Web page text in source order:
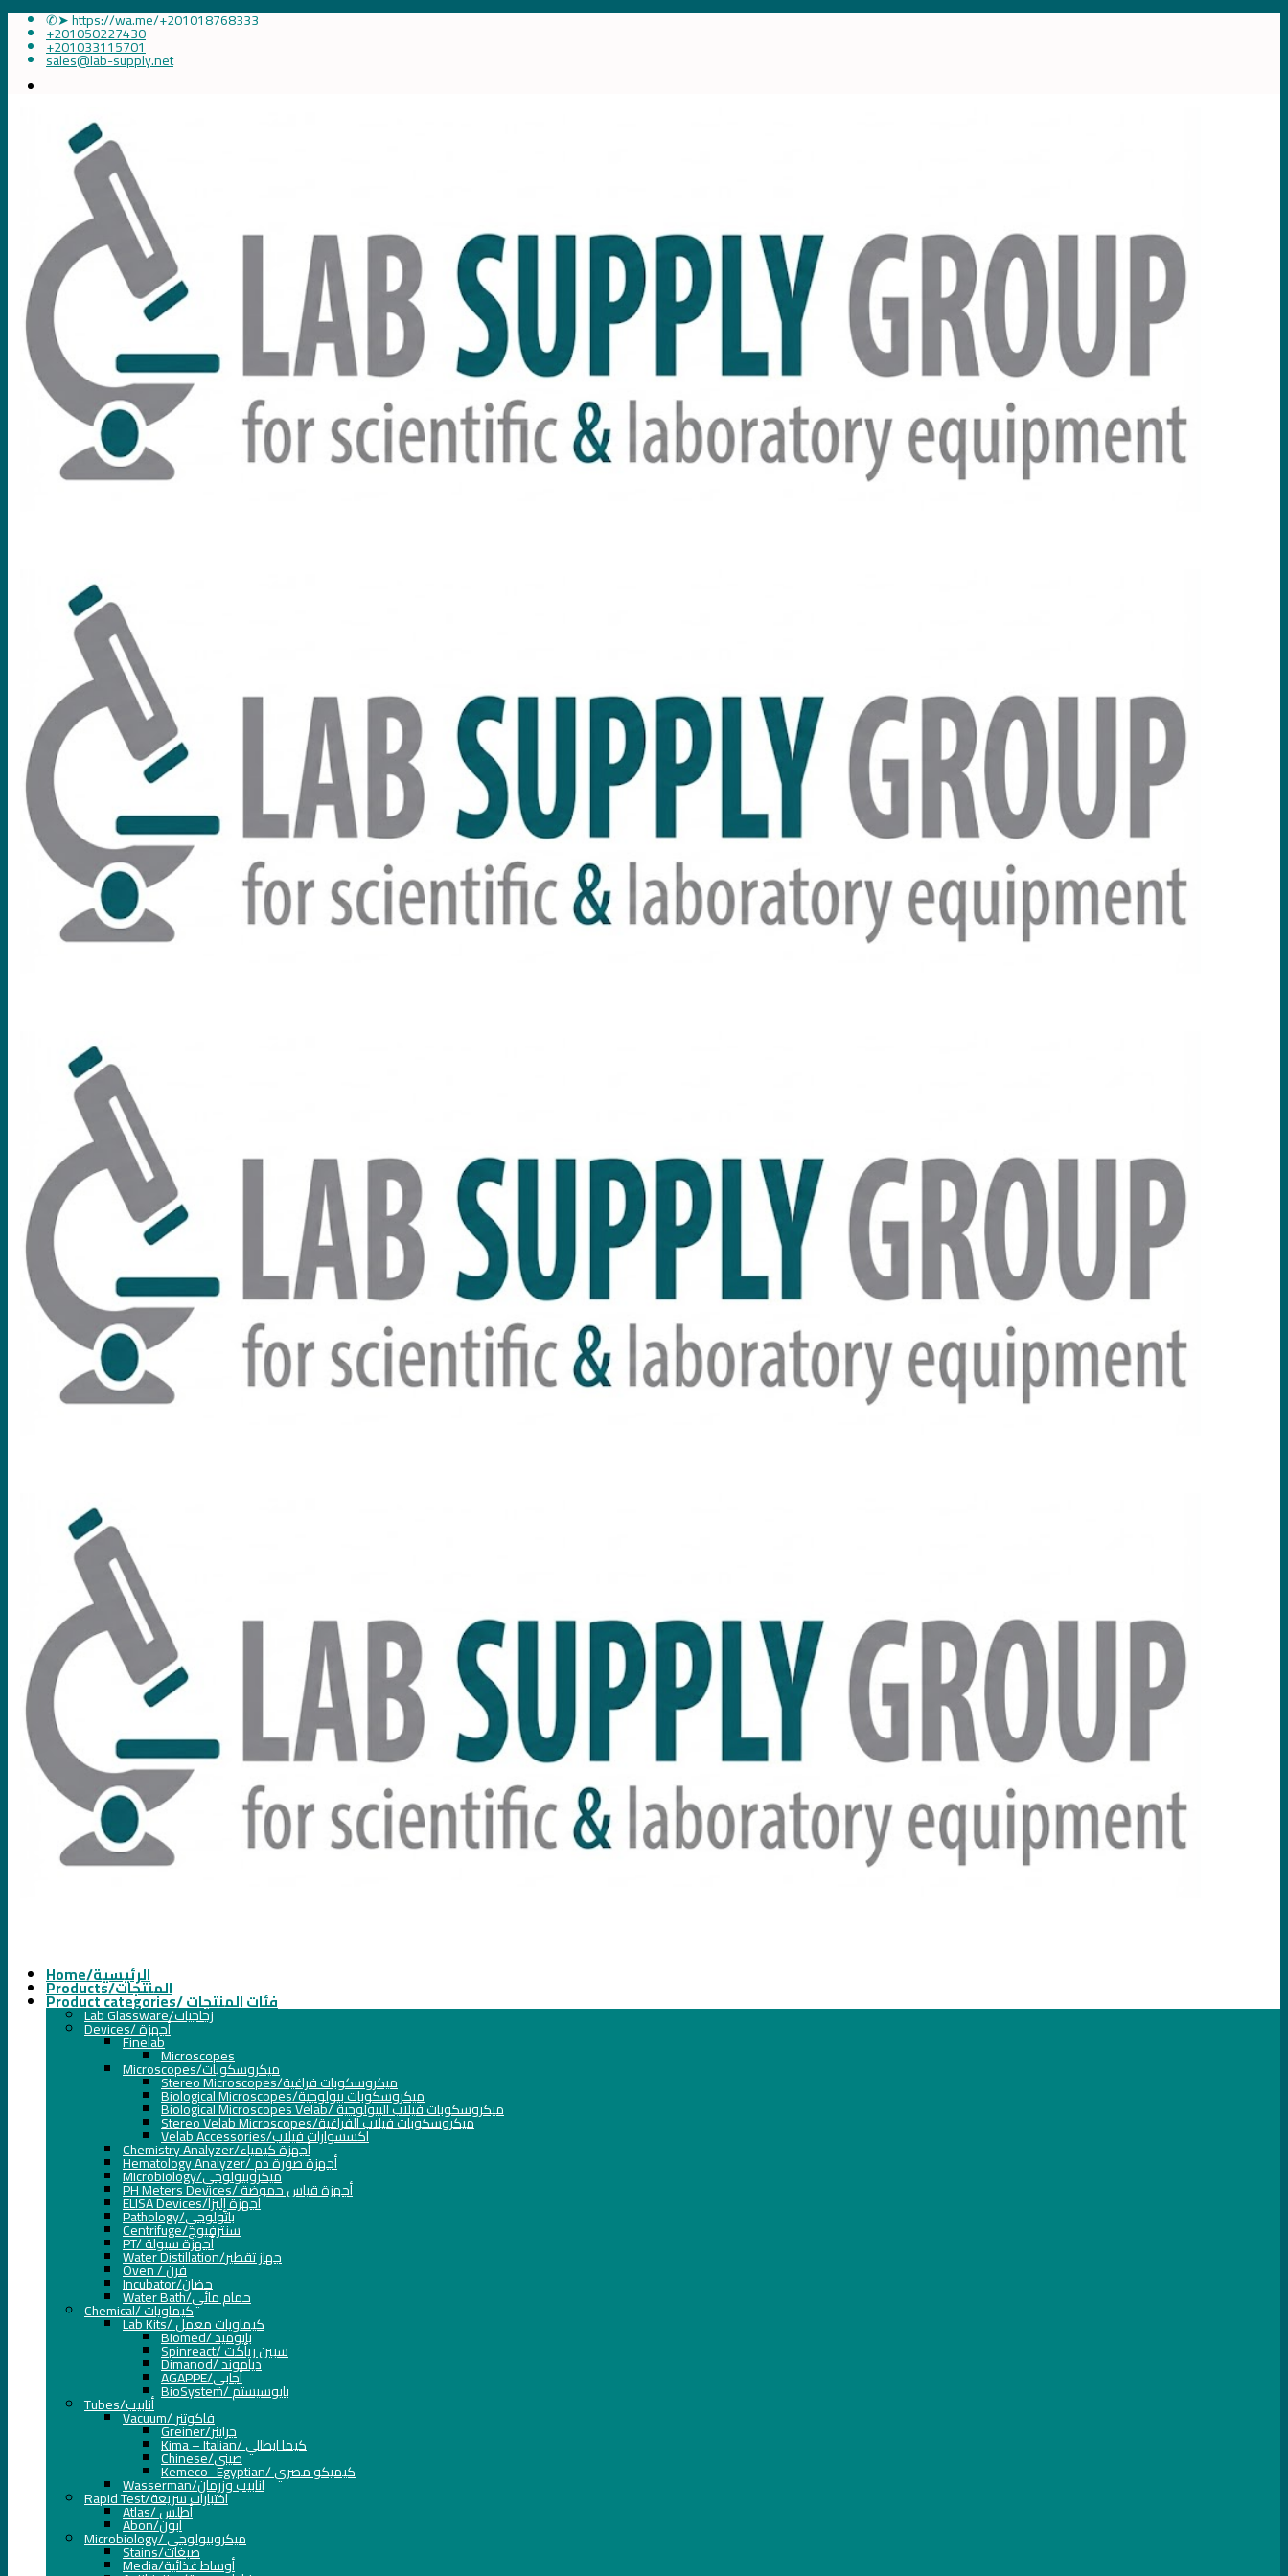
✆➤ https://wa.me/+201018768333
+201050227430
+201033115701
sales@lab-supply.net
Home/الرئيسية
Products/المنتجات Product categories/ فئات المنتجات
Lab Glassware/زجاجيات
Devices/ أجهزة
Finelab
Microscopes
Microscopes/ميكروسكوبات
Stereo Microscopes/ميكروسكوبات فراغية
Biological Microscopes/ميكروسكوبات بيولوجية
Biological Microscopes Velab/ ميكروسكوبات فيلاب البيولوجية
Stereo Velab Microscopes/ميكروسكوبات فيلاب الفراغية
Velab Accessories/اكسسوارات فيلاب
Chemistry Analyzer/أجهزة كيمياء
Hematology Analyzer/ أجهزة صورة دم
Microbiology/ميكروبيولوجي
PH Meters Devices/ أجهزة قياس حموضة
ELISA Devices/أجهزة إليزا
Pathology/باثولوجي
Centrifuge/سنترفيوج
PT/ أجهزة سيولة
Water Distillation/جهاز تقطير
Oven / فرن
Incubator/حضان
Water Bath/حمام مائي
Chemical/ كيماويات
Lab Kits/ كيماويات معمل
Biomed/ بايوميد
Spinreact/ سبين ريأكت
Dimanod/ دياموند
AGAPPE/أجابي
BioSystem/ بايوسيستم
Tubes/أنابيب
Vacuum/ فاكوتنر
Greiner/جراينر
Kima – Italian/ كيما ايطالي
Chinese/صيني
Kemeco- Egyptian/ كيميكو مصري
Wasserman/انابيب وزرمان
Rapid Test/اختبارات سريعة
Atlas/ أطلس
Abon/أبون
Microbiology/ ميكروبيولوجي
Stains/صبغات
Media/أوساط غذائية